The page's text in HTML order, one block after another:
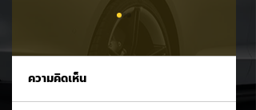
ความคิดเห็น